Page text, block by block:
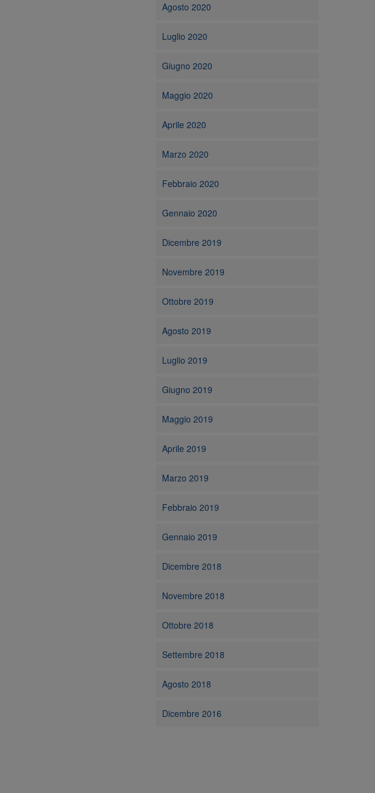
Agosto 2020
Luglio 2020
Giugno 2020
Maggio 2020
Aprile 2020
Marzo 2020
Febbraio 2020
Gennaio 2020
Dicembre 2019
Novembre 2019
Ottobre 2019
Agosto 2019
Luglio 2019
Giugno 2019
Maggio 2019
Aprile 2019
Marzo 2019
Febbraio 2019
Gennaio 2019
Dicembre 2018
Novembre 2018
Ottobre 2018
Settembre 2018
Agosto 2018
Dicembre 2016